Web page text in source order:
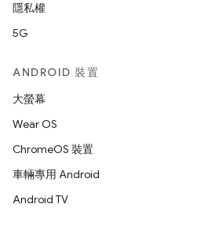
隱私權
5G
ANDROID 裝置
大螢幕
Wear OS
ChromeOS 裝置
車輛專用 Android
Android TV